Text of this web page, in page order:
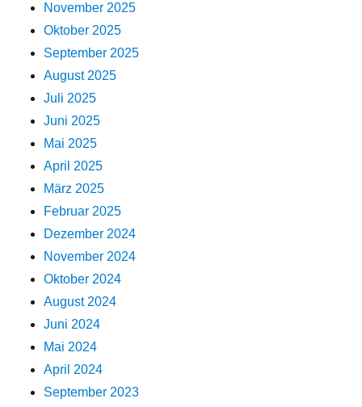
November 2025
Oktober 2025
September 2025
August 2025
Juli 2025
Juni 2025
Mai 2025
April 2025
März 2025
Februar 2025
Dezember 2024
November 2024
Oktober 2024
August 2024
Juni 2024
Mai 2024
April 2024
September 2023